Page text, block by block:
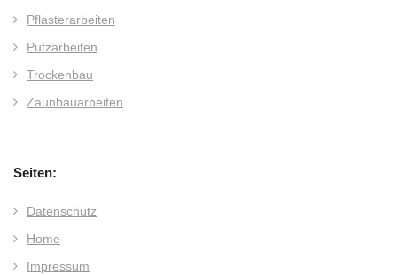
Pflasterarbeiten
Putzarbeiten
Trockenbau
Zaunbauarbeiten
Seiten:
Datenschutz
Home
Impressum